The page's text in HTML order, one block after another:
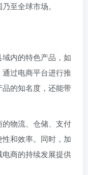
至全球市场。
域内的特色产品，如
过电商平台进行推
的知名度，还能带
的物流、仓储、支付
和效率。同时，加
商的持续发展提供